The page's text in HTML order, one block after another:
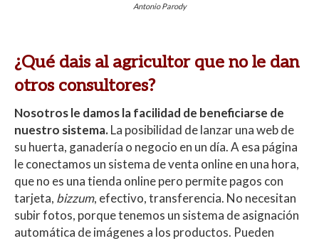
Antonio Parody
¿Qué dais al agricultor que no le dan
otros consultores?
Nosotros le damos la facilidad de beneficiarse de
nuestro sistema.La posibilidad de lanzar una web de
su huerta, ganadería o negocio en un día. A esa página
le conectamos un sistema de venta online en una hora,
que no es una tienda online pero permite pagos con
tarjeta, bizzum, efectivo, transferencia. No necesitan
subir fotos, porque tenemos un sistema de asignación
automática de imágenes a los productos. Pueden